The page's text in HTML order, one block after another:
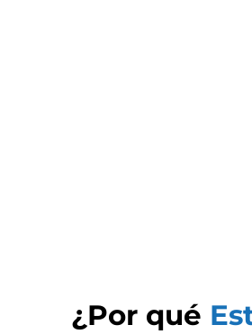
¿Por qué